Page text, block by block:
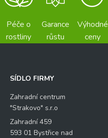
Péče o
rostliny
Garance
růstu
Výhodné
ceny
SÍDLO FIRMY
Zahradní centrum
"Strakovo" s.r.o
Zahradní 459
593 01 Bystřice nad